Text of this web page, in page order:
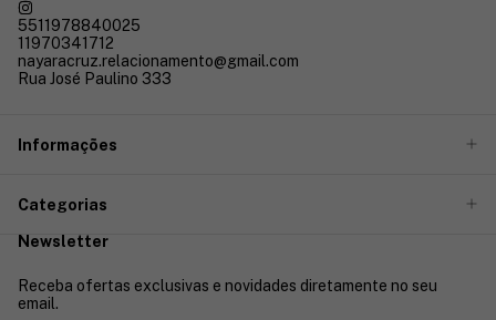
5511978840025
11970341712
nayaracruz.relacionamento@gmail.com
Rua José Paulino 333
Informações
Categorias
Newsletter
Receba ofertas exclusivas e novidades diretamente no seu
email.